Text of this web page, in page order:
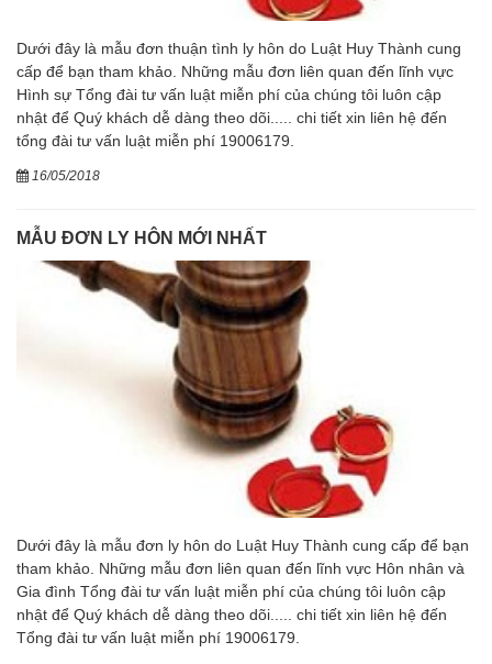
Dưới đây là mẫu đơn thuận tình ly hôn do Luật Huy Thành cung
cấp để bạn tham khảo. Những mẫu đơn liên quan đến lĩnh vực
Hình sự Tổng đài tư vấn luật miễn phí của chúng tôi luôn cập
nhật để Quý khách dễ dàng theo dõi..... chi tiết xin liên hệ đến
tổng đài tư vấn luật miễn phí 19006179.
16/05/2018
MẪU ĐƠN LY HÔN MỚI NHẤT
Dưới đây là mẫu đơn ly hôn do Luật Huy Thành cung cấp để bạn
tham khảo. Những mẫu đơn liên quan đến lĩnh vực Hôn nhân và
Gia đình Tổng đài tư vấn luật miễn phí của chúng tôi luôn cập
nhật để Quý khách dễ dàng theo dõi..... chi tiết xin liên hệ đến
Tổng đài tư vấn luật miễn phí 19006179.